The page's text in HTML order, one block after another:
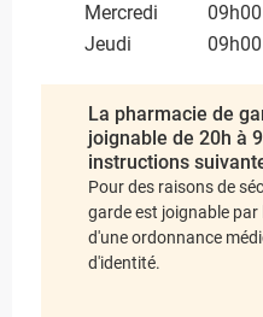
Mercredi
Jeudi
La pharmacie de
joignable de 20h à
instructions
Pour des raisons de
garde est joignable
d'une ordonnance
d'identité.